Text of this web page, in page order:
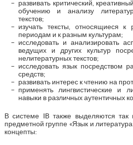
развивать критический,
обучению и анализу
текстов;
изучать тексты, относящиеся к
периодам и к разным культурам;
исследовать и анализировать
ведущих и других культур
нелитературных текстов;
исследовать язык посредством
средств;
развивать интерес к чтению на
применять лингвистические и
навыки в различных аутентичных
В системе IB также выделяются
предметной группе «Язык и
концепты: